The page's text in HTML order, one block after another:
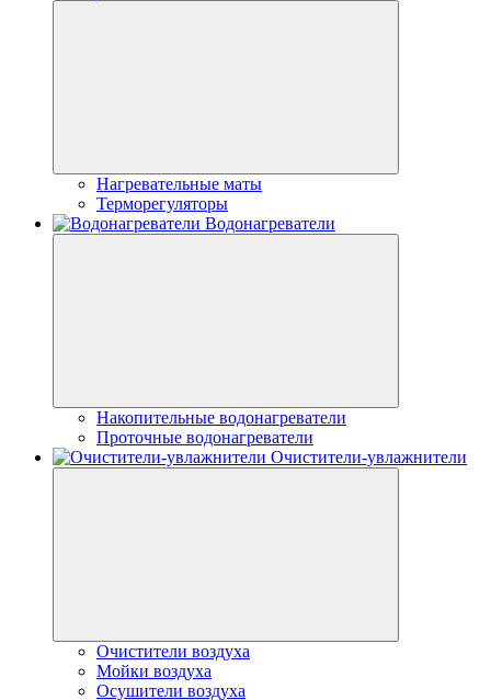
Нагревательные маты
Терморегуляторы
Водонагреватели
Накопительные водонагреватели
Проточные водонагреватели
Очистители-увлажнители
Очистители воздуха
Мойки воздуха
Осушители воздуха